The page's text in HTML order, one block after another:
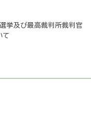
挙及び最高裁判所裁判官
て